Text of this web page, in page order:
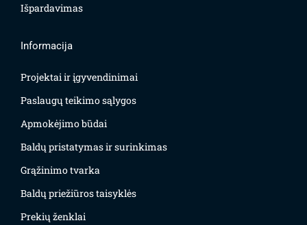
Išpardavimas
Informacija
Projektai ir įgyvendinimai
Paslaugų teikimo sąlygos
Apmokėjimo būdai
Baldų pristatymas ir surinkimas
Grąžinimo tvarka
Baldų priežiūros taisyklės
Prekių ženklai